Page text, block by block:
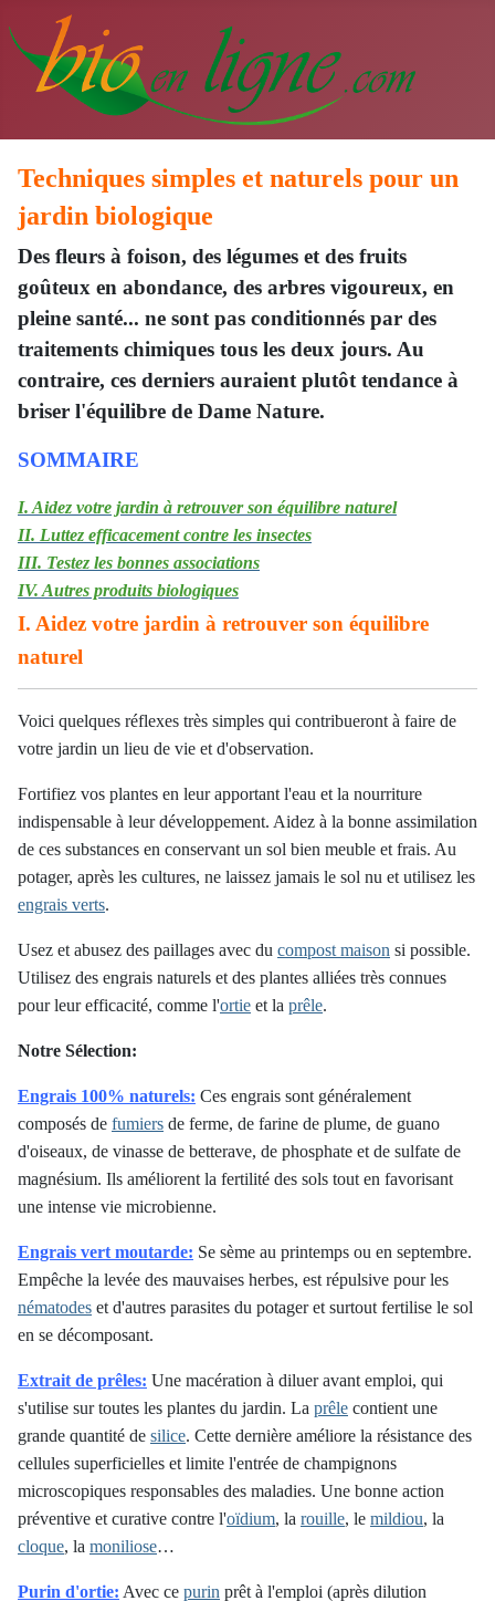
Techniques simples et naturels pour un
jardin biologique
Des fleurs à foison, des légumes et des fruits
goûteux en abondance, des arbres vigoureux, en
pleine santé... ne sont pas conditionnés par des
traitements chimiques tous les deux jours. Au
contraire, ces derniers auraient plutôt tendance à
briser l'équilibre de Dame Nature.
SOMMAIRE
I. Aidez votre jardin à retrouver son équilibre naturel
II. Luttez efficacement contre les insectes
III. Testez les bonnes associations
IV. Autres produits biologiques
I. Aidez votre jardin à retrouver son équilibre
naturel
Voici quelques réflexes très simples qui contribueront à faire de
votre jardin un lieu de vie et d'observation.
Fortifiez vos plantes en leur apportant l'eau et la nourriture
indispensable à leur développement. Aidez à la bonne assimilation
de ces substances en conservant un sol bien meuble et frais. Au
potager, après les cultures, ne laissez jamais le sol nu et utilisez les
engrais verts.
Usez et abusez des paillages avec du compost maison si possible.
Utilisez des engrais naturels et des plantes alliées très connues
pour leur efficacité, comme l'ortie et la prêle.
Notre Sélection:
Engrais 100% naturels: Ces engrais sont généralement
composés de fumiers de ferme, de farine de plume, de guano
d'oiseaux, de vinasse de betterave, de phosphate et de sulfate de
magnésium. Ils améliorent la fertilité des sols tout en favorisant
une intense vie microbienne.
Engrais vert moutarde: Se sème au printemps ou en septembre.
Empêche la levée des mauvaises herbes, est répulsive pour les
nématodes et d'autres parasites du potager et surtout fertilise le sol
en se décomposant.
Extrait de prêles: Une macération à diluer avant emploi, qui
s'utilise sur toutes les plantes du jardin. La prêle contient une
grande quantité de silice. Cette dernière améliore la résistance des
cellules superficielles et limite l'entrée de champignons
microscopiques responsables des maladies. Une bonne action
préventive et curative contre l'oïdium, la rouille, le mildiou, la
cloque, la moniliose…
Purin d'ortie: Avec ce purin prêt à l'emploi (après dilution